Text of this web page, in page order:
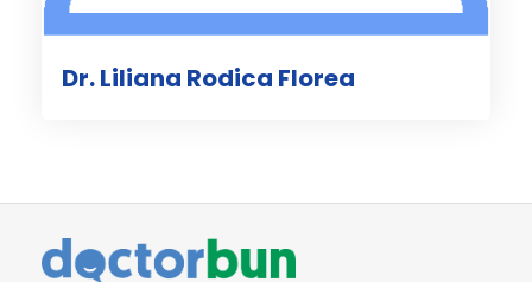
Dr. Liliana Rodica Florea